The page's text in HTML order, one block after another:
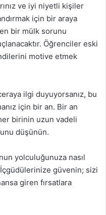
ve iyi niyetli kişiler
için bir araya
bir mülk sorunu
Öğrenciler eski
motive etmek
ilgi duyuyorsanız, bu
için bir an. Bir an
birinin uzun vadeli
düşünün.
yolculuğunuza nasıl
güvenin; sizi
giren fırsatlara